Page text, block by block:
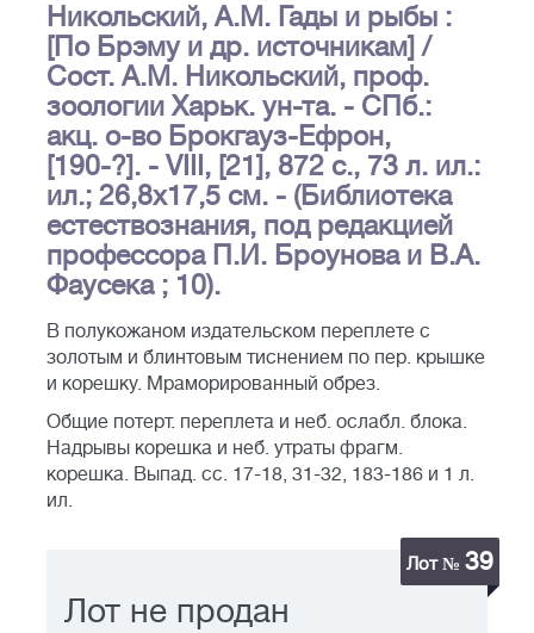
Никольский, А.М. Гады и рыбы :
[По Брэму и др. источникам] /
Сост. А.М. Никольский, проф.
зоологии Харьк. ун-та. - СПб.:
акц. о-во Брокгауз-Ефрон,
[190-?]. - VIII, [21], 872 с., 73 л. ил.:
ил.; 26,8х17,5 см. - (Библиотека
естествознания, под редакцией
профессора П.И. Броунова и В.А.
Фаусека ; 10).
В полукожаном издательском переплете с
золотым и блинтовым тиснением по пер. крышке
и корешку. Мраморированный обрез.
Общие потерт. переплета и неб. ослабл. блока.
Надрывы корешка и неб. утраты фрагм.
корешка. Выпад. сс. 17-18, 31-32, 183-186 и 1 л.
ил.
Лот № 39
Лот не продан